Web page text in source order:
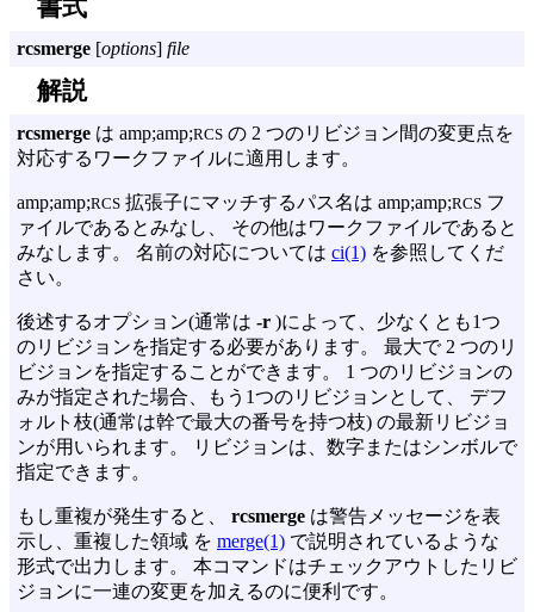
書式
rcsmerge [options] file
解説
rcsmerge は amp;amp;RCS の 2 つのリビジョン間の変更点を
対応するワークファイルに適用します。
amp;amp;RCS 拡張子にマッチするパス名は amp;amp;RCS フ
ァイルであるとみなし、 その他はワークファイルであると
みなします。 名前の対応については ci(1) を参照してくだ
さい。
後述するオプション(通常は -r )によって、少なくとも1つ
のリビジョンを指定する必要があります。 最大で 2 つのリ
ビジョンを指定することができます。 1 つのリビジョンの
みが指定された場合、もう1つのリビジョンとして、 デフ
ォルト枝(通常は幹で最大の番号を持つ枝) の最新リビジョ
ンが用いられます。 リビジョンは、数字またはシンボルで
指定できます。
もし重複が発生すると、 rcsmerge は警告メッセージを表
示し、重複した領域 を merge(1) で説明されているような
形式で出力します。 本コマンドはチェックアウトしたリビ
ジョンに一連の変更を加えるのに便利です。